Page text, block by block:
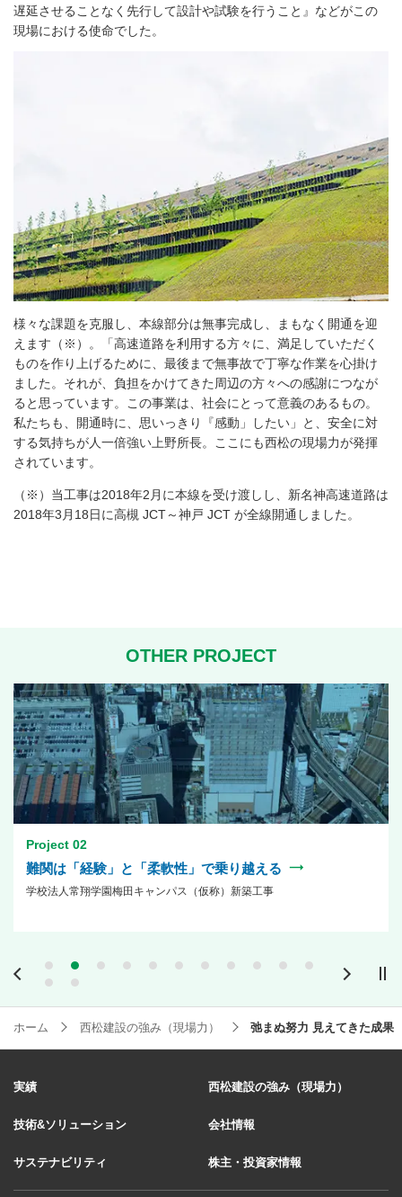
遅延させることなく先行して設計や試験を行うこと』などがこの
現場における使命でした。
様々な課題を克服し、本線部分は無事完成し、まもなく開通を迎
えます（※）。「高速道路を利用する方々に、満足していただく
ものを作り上げるために、最後まで無事故で丁寧な作業を心掛け
ました。それが、負担をかけてきた周辺の方々への感謝につなが
ると思っています。この事業は、社会にとって意義のあるもの。
私たちも、開通時に、思いっきり『感動」したい」と、安全に対
する気持ちが人一倍強い上野所長。ここにも西松の現場力が発揮
されています。
（※）当工事は2018年2月に本線を受け渡しし、新名神高速道路は
2018年3月18日に高槻 JCT～神戸 JCT が全線開通しました。
OTHER PROJECT
Project 02
難関は「経験」と「柔軟性」で乗り越える
学校法人常翔学園梅田キャンパス（仮称）新築工事
Previous Next
ホーム 西松建設の強み（現場力） 弛まぬ努力 見えてきた成果
実績 西松建設の強み（現場力）
技術&ソリューション 会社情報
サステナビリティ 株主・投資家情報